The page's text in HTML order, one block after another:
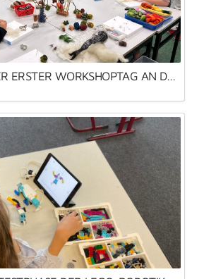
EIN GELUNGENER ERSTER WORKSHOPTAG AN DER MLRS